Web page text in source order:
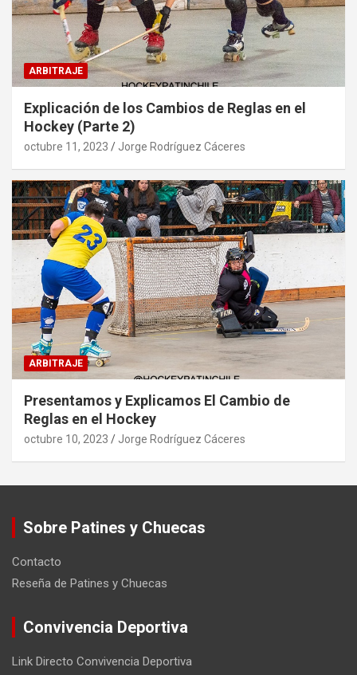
ARBITRAJE
Explicación de los Cambios de Reglas en el
Hockey (Parte 2)
octubre 11, 2023 Jorge Rodríguez Cáceres
ARBITRAJE
Presentamos y Explicamos El Cambio de
Reglas en el Hockey
octubre 10, 2023 Jorge Rodríguez Cáceres
Sobre Patines y Chuecas
Contacto
Reseña de Patines y Chuecas
Convivencia Deportiva
Link Directo Convivencia Deportiva